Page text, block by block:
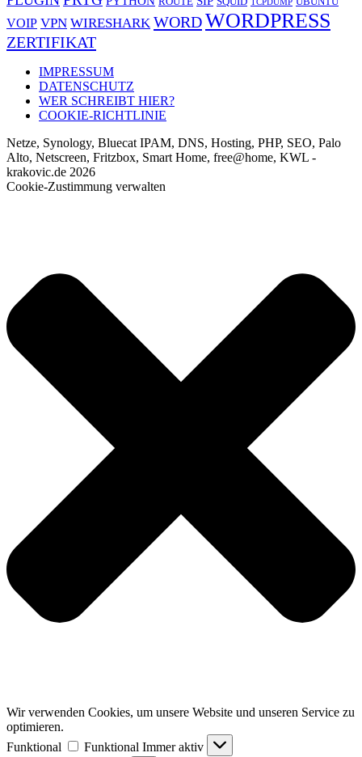
TCPDUMP
VOIP VPN WIRESHARK WORDWORDPRESS
ZERTIFIKAT
IMPRESSUM
DATENSCHUTZ
WER SCHREIBT HIER?
COOKIE-RICHTLINIE
Netze, Synology, Bluecat IPAM, DNS, Hosting, PHP, SEO, Palo
Alto, Netscreen, Fritzbox, Smart Home, free@home, KWL -
krakovic.de 2026
Cookie-Zustimmung verwalten
Wir verwenden Cookies, um unsere Website und unseren Service zu
optimieren.
Funktional
Funktional Immer aktiv